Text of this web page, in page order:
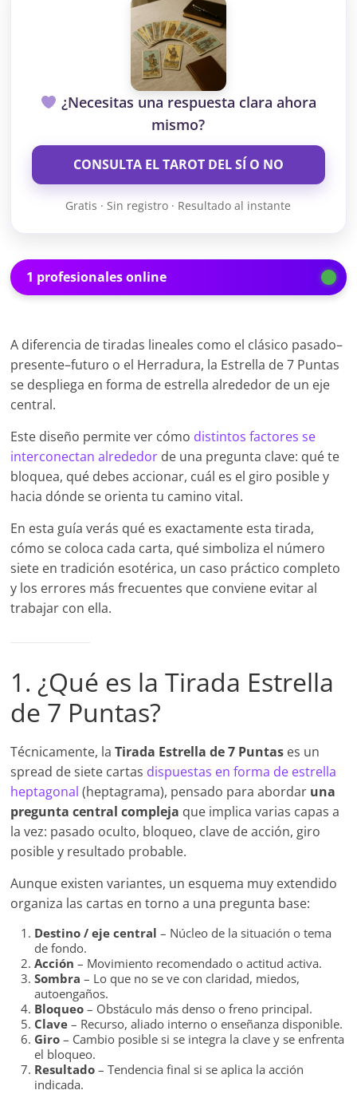
¿Necesitas una respuesta clara ahora
mismo?
CONSULTA EL TAROT DEL SÍ O NO
Gratis · Sin registro · Resultado al instante
1 profesionales online
A diferencia de tiradas lineales como el clásico pasado–
presente–futuro o el Herradura, la Estrella de 7 Puntas
se despliega en forma de estrella alrededor de un eje
central.
Este diseño permite ver cómo distintos factores se
interconectan alrededor de una pregunta clave: qué te
bloquea, qué debes accionar, cuál es el giro posible y
hacia dónde se orienta tu camino vital.
En esta guía verás qué es exactamente esta tirada,
cómo se coloca cada carta, qué simboliza el número
siete en tradición esotérica, un caso práctico completo
y los errores más frecuentes que conviene evitar al
trabajar con ella.
1. ¿Qué es la Tirada Estrella
de 7 Puntas?
Técnicamente, laTirada Estrella de 7 Puntas es un
spread de siete cartas dispuestas en forma de estrella
heptagonal (heptagrama), pensado para abordar una
pregunta central compleja que implica varias capas a
la vez: pasado oculto, bloqueo, clave de acción, giro
posible y resultado probable.
Aunque existen variantes, un esquema muy extendido
organiza las cartas en torno a una pregunta base:
Destino / eje central – Núcleo de la situación o tema
de fondo.
Acción – Movimiento recomendado o actitud activa.
Sombra – Lo que no se ve con claridad, miedos,
autoengaños.
Bloqueo – Obstáculo más denso o freno principal.
Clave – Recurso, aliado interno o enseñanza disponible.
Giro – Cambio posible si se integra la clave y se enfrenta
el bloqueo.
Resultado – Tendencia final si se aplica la acción
indicada.